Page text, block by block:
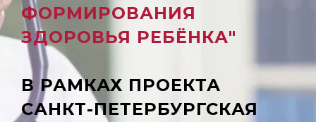
ФОРМИРОВАНИЯ
ЗДОРОВЬЯ РЕБЁНКА"
В РАМКАХ ПРОЕКТА
САНКТ-ПЕТЕРБУРГСКАЯ